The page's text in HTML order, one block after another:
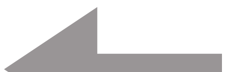
Beitragsnavigation